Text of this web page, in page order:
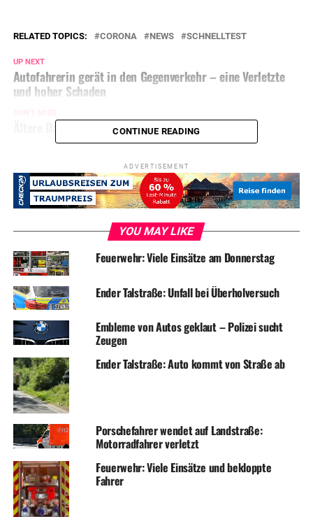
RELATED TOPICS: CORONA NEWS SCHNELLTEST
UP NEXT
Autofahrerin gerät in den Gegenverkehr – eine Verletzte
und hoher Schaden
Ältere Dame baut betrunken Unfall und haut ab
CONTINUE READING
ADVERTISEMENT
YOU MAY LIKE
Feuerwehr: Viele Einsätze am Donnerstag
Ender Talstraße: Unfall bei Überholversuch
Embleme von Autos geklaut – Polizei sucht
Zeugen
Ender Talstraße: Auto kommt von Straße ab
Porschefahrer wendet auf Landstraße:
Motorradfahrer verletzt
Feuerwehr: Viele Einsätze und bekloppte
Fahrer